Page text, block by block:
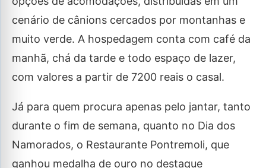
cenário de cânions cercados por montanhas e
muito verde. A hospedagem conta com café da
manhã, chá da tarde e todo espaço de lazer,
com valores a partir de 7200 reais o casal.
Já para quem procura apenas pelo jantar, tanto
durante o fim de semana, quanto no Dia dos
Namorados, o Restaurante Pontremoli, que
ganhou medalha de ouro no destaque